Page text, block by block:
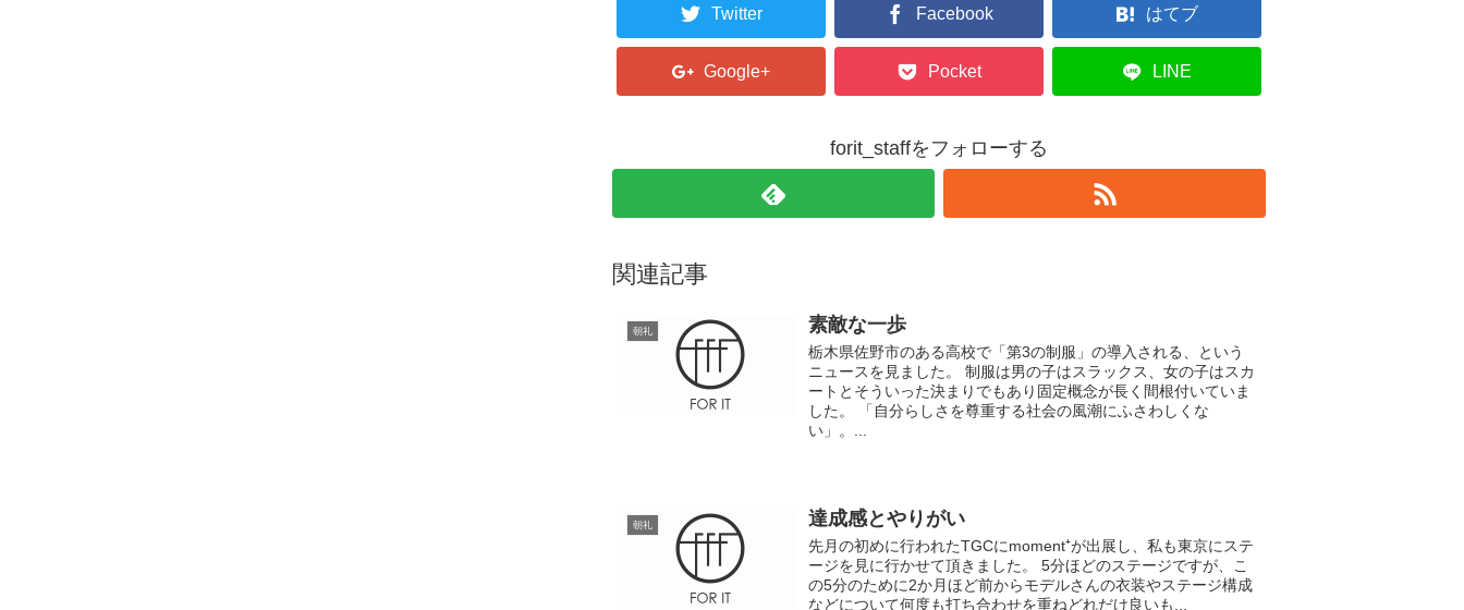
Twitter Facebook はてブ
Google+ Pocket LINE
forit_staffをフォローする
関連記事
朝礼 素敵な一歩
栃木県佐野市のある高校で「第3の制服」の導入される、という
ニュースを見ました。 制服は男の子はスラックス、女の子はスカ
ートとそういった決まりでもあり固定概念が長く間根付いていま
した。 「自分らしさを尊重する社会の風潮にふさわしくな
い」。...
朝礼 達成感とやりがい
先月の初めに行われたTGCにmoment⁺が出展し、私も東京にステ
ージを見に行かせて頂きました。 5分ほどのステージですが、こ
の5分のために2か月ほど前からモデルさんの衣装やステージ構成
などについて何度も打ち合わせを重ねどれだけ良いも...